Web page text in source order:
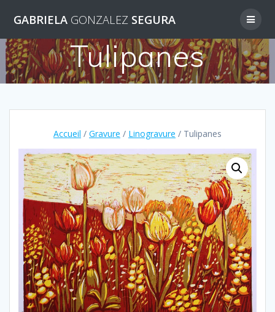
to
GABRIELA GONZALEZ SEGURA
Tulipanes
Accueil / Gravure / Linogravure / Tulipanes